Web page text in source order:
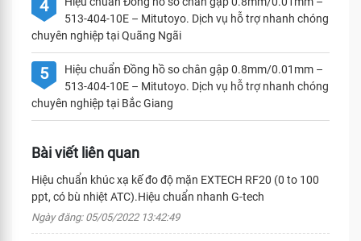
4
513-404-10E – Mitutoyo. Dịch vụ hỗ trợ nhanh chóng
chuyên nghiệp tại Quãng Ngãi
5
Hiệu chuẩn Đồng hồ so chân gập 0.8mm/0.01mm –
513-404-10E – Mitutoyo. Dịch vụ hỗ trợ nhanh chóng
chuyên nghiệp tại Bắc Giang
Bài viết liên quan
Hiệu chuẩn khúc xạ kế đo độ mặn EXTECH RF20 (0 to 100
ppt, có bù nhiệt ATC).Hiệu chuẩn nhanh G-tech
Ngày đăng: 05/05/2022 13:42:49